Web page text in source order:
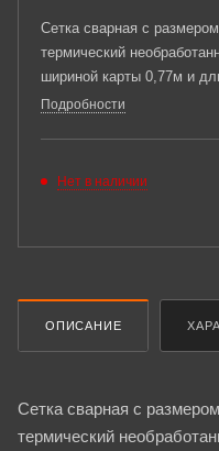
Сетка сварная с
термический
шириной карты 0,77м и
требованиям ТУ 25.93.13-
Подробности
Нет в наличии
ОПИСАНИЕ
Сетка сварная с
термический